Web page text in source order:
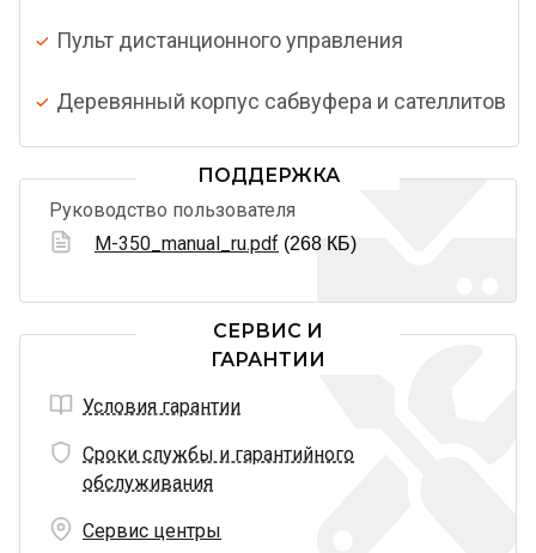
Пульт дистанционного управления
Деревянный корпус сабвуфера и сателлитов
ПОДДЕРЖКА
Руководство пользователя
M-350_manual_ru.pdf (268 КБ)
СЕРВИС И
ГАРАНТИИ
Условия гарантии
Сроки службы и гарантийного
обслуживания
Сервис центры